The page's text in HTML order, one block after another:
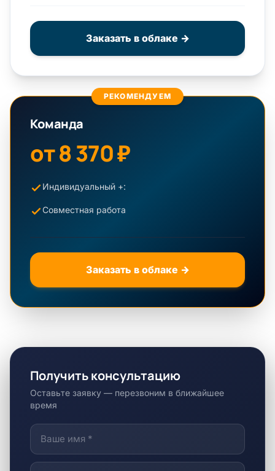
Заказать в облаке →
РЕКОМЕНДУЕМ
Команда
от 8 370 ₽
Индивидуальный +:
Совместная работа
Заказать в облаке →
Получить консультацию
Оставьте заявку — перезвоним в ближайшее
время